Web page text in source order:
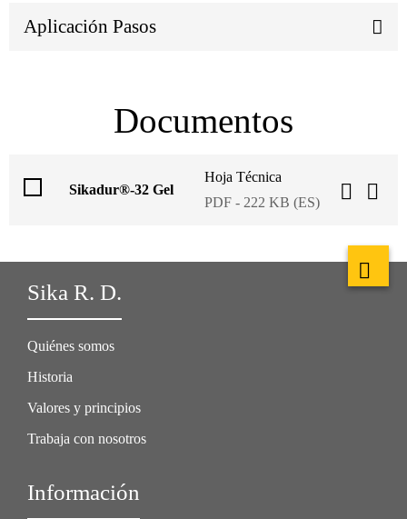
Aplicación Pasos
Documentos
Sikadur®-32 Gel
Hoja Técnica
PDF - 222 KB (ES)
Sika R. D.
Quiénes somos
Historia
Valores y principios
Trabaja con nosotros
Información